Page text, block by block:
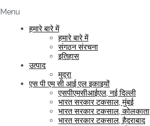
Menu
हमारे बारे में
हमारे बारे में
संगठन संरचना
इतिहास
उत्पाद
मुद्रा
एस पी एम सी आई एल इकाइयों
एसपीएमसीआईएल, नई दिल्ली
भारत सरकार टकसाल, मुंबई
भारत सरकार टकसाल, कोलकाता
भारत सरकार टकसाल, हैदराबाद